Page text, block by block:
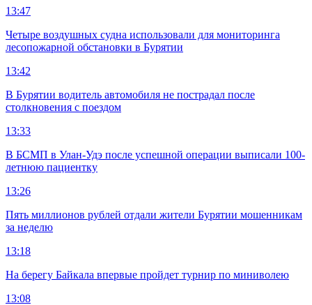
13:47
Четыре воздушных судна использовали для мониторинга
лесопожарной обстановки в Бурятии
13:42
В Бурятии водитель автомобиля не пострадал после
столкновения с поездом
13:33
В БСМП в Улан-Удэ после успешной операции выписали 100-
летнюю пациентку
13:26
Пять миллионов рублей отдали жители Бурятии мошенникам
за неделю
13:18
На берегу Байкала впервые пройдет турнир по миниволею
13:08